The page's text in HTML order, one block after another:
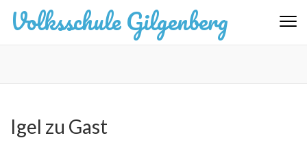
Zum
Inhalt
Volksschule Gilgenberg
Igel zu Gast